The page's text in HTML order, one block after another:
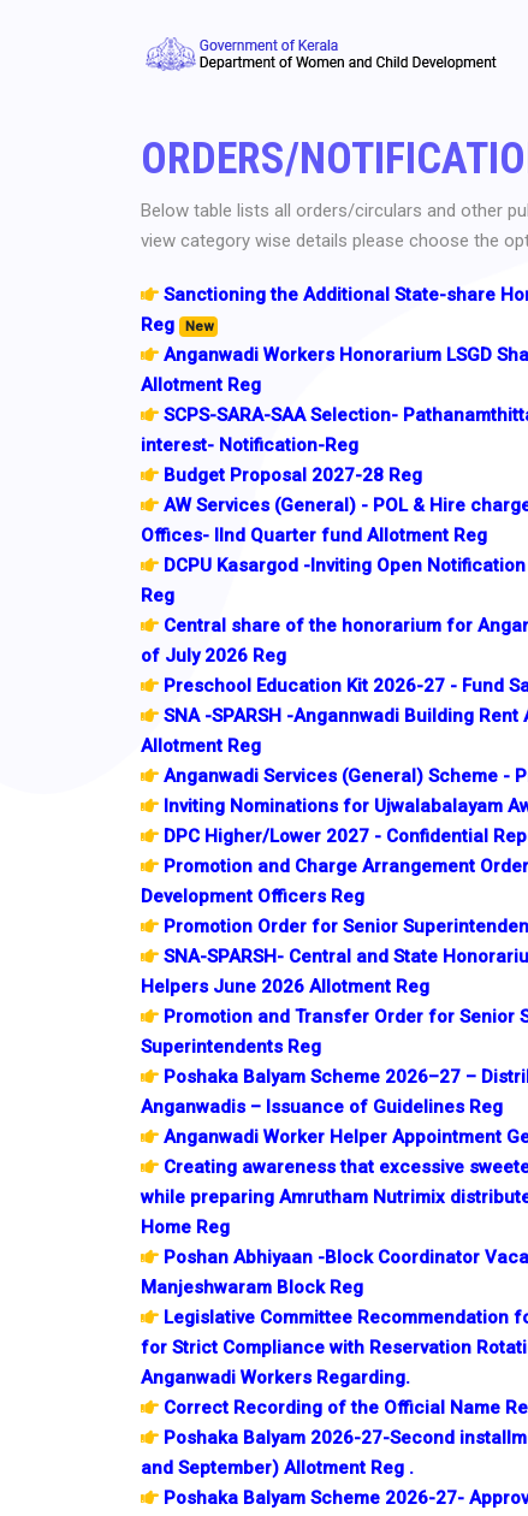
ORDERS/
Below table lists all orders/circulars and other
view category wise details please choose the
Sanctioning the Additional State-share
Reg
New
Anganwadi Workers Honorarium LSGD
Allotment Reg
SCPS-SARA-SAA Selection-
interest- Notification-Reg
Budget Proposal 2027-28 Reg
AW Services (General) - POL & Hire
Offices- IInd Quarter fund Allotment Reg
DCPU Kasargod -Inviting Open
Reg
Central share of the honorarium for
of July 2026 Reg
Preschool Education Kit 2026-27 - Fund
SNA -SPARSH -Angannwadi Building
Allotment Reg
Anganwadi Services (General) Scheme -
Inviting Nominations for Ujwalabalayam
DPC Higher/Lower 2027 - Confidential
Promotion and Charge Arrangement
Development Officers Reg
Promotion Order for Senior
SNA-SPARSH- Central and State
Helpers June 2026 Allotment Reg
Promotion and Transfer Order for Senior
Superintendents Reg
Poshaka Balyam Scheme 2026–27 –
Anganwadis – Issuance of Guidelines Reg
Anganwadi Worker Helper Appointment
Creating awareness that excessive
while preparing Amrutham Nutrimix
Home Reg
Poshan Abhiyaan -Block Coordinator
Manjeshwaram Block Reg
Legislative Committee Recommendation
for Strict Compliance with Reservation
Anganwadi Workers Regarding.
Correct Recording of the Official Name
Poshaka Balyam 2026-27-Second
and September) Allotment Reg .
Poshaka Balyam Scheme 2026-27-